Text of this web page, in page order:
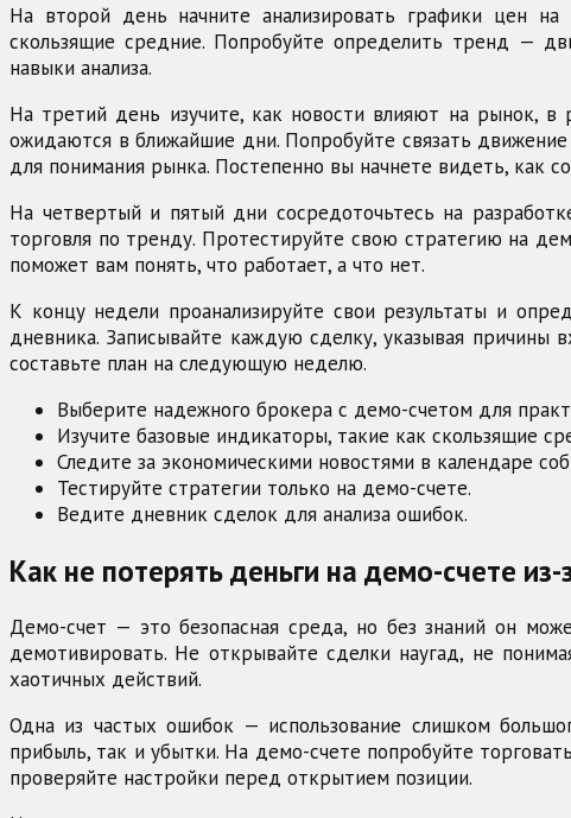
На второй день начните анализировать графики цен
скользящие средние. Попробуйте определить тренд —
навыки анализа.
На третий день изучите, как новости влияют на рынок, в
ожидаются в ближайшие дни. Попробуйте связать
для понимания рынка. Постепенно вы начнете видеть, как
На четвертый и пятый дни сосредоточьтесь на
торговля по тренду. Протестируйте свою стратегию на
поможет вам понять, что работает, а что нет.
К концу недели проанализируйте свои результаты и
дневника. Записывайте каждую сделку, указывая
составьте план на следующую неделю.
Выберите надежного брокера с демо-счетом для
Изучите базовые индикаторы, такие как скользящие
Следите за экономическими новостями в календаре
Тестируйте стратегии только на демо-счете.
Ведите дневник сделок для анализа ошибок.
Как не потерять деньги на демо-счете
Демо-счет — это безопасная среда, но без знаний он
демотивировать. Не открывайте сделки наугад, не
хаотичных действий.
Одна из частых ошибок — использование слишком
прибыль, так и убытки. На демо-счете попробуйте
проверяйте настройки перед открытием позиции.